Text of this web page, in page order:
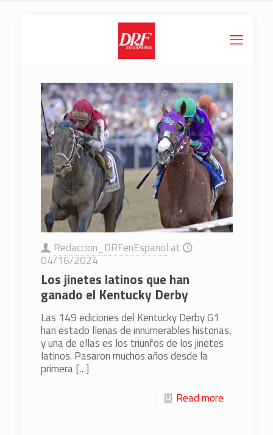
Redaccion_DRFenEspanol at
04/16/2024
Los jinetes latinos que han
ganado el Kentucky Derby
Las 149 ediciones del Kentucky Derby G1
han estado llenas de innumerables historias,
y una de ellas es los triunfos de los jinetes
latinos. Pasaron muchos años desde la
primera[…]
Read more